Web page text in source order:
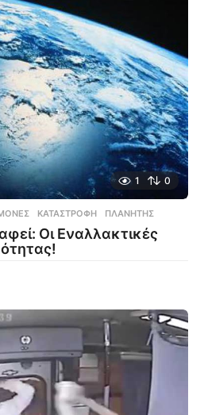
1 0
,ΚΑΤΑΣΤΡΟΦΉ ,ΠΛΑΝΉΤΗΣ
Οι Εναλλακτικές